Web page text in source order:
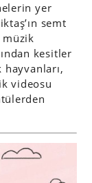
yer
semt
müzik
kesitler
videosu